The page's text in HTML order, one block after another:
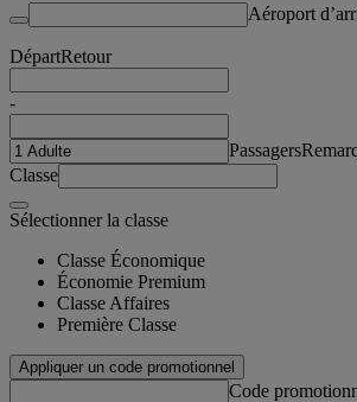
Aéroport
DépartRetour
-
Passagers
Classe
Sélectionner la classe
Classe Économique
Économie Premium
Classe Affaires
Première Classe
Appliquer un code promotionnel
Code